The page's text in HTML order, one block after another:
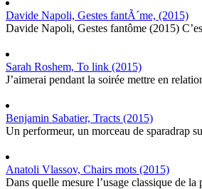
Davide Napoli, Gestes fantÃ´me, (2015)
Davide Napoli, Gestes fantôme (2015)
Sarah Roshem, To link (2015)
J’aimerai pendant la soirée mettre en
Benjamin Sabatier, Tracts (2015)
Un performeur, un morceau de sparadrap
Anatoli Vlassov, Chairs mots (2015)
Dans quelle mesure l’usage classique de